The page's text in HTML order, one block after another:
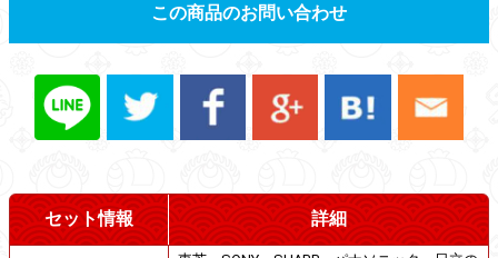
この商品のお問い合わせ
セット情報 詳細